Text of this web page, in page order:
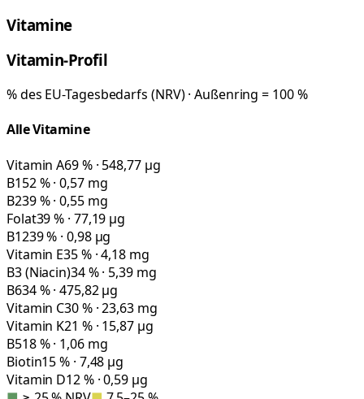
Vitamine
Vitamin-Profil
% des EU-Tagesbedarfs (NRV) · Außenring = 100 %
Alle Vitamine
Vitamin A69 % · 548,77 µg
B152 % · 0,57 mg
B239 % · 0,55 mg
Folat39 % · 77,19 µg
B1239 % · 0,98 µg
Vitamin E35 % · 4,18 mg
B3 (Niacin)34 % · 5,39 mg
B634 % · 475,82 µg
Vitamin C30 % · 23,63 mg
Vitamin K21 % · 15,87 µg
B518 % · 1,06 mg
Biotin15 % · 7,48 µg
Vitamin D12 % · 0,59 µg